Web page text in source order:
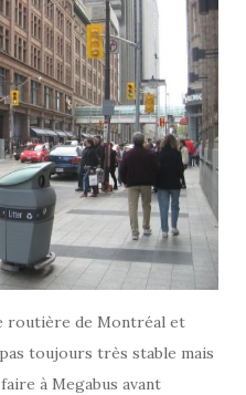
routière de Montréal et
toujours très stable mais
à Megabus avant